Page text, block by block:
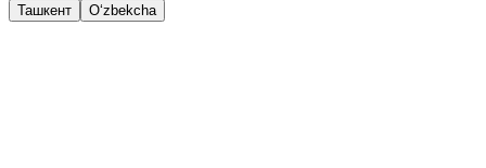
Ташкент O‘zbekcha